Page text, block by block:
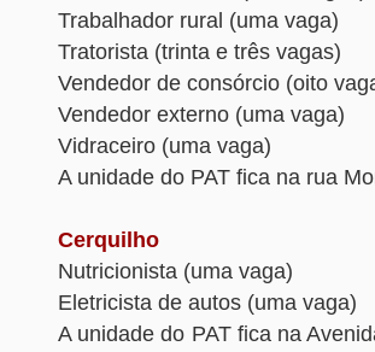
Trabalhador rural (uma vaga)
Tratorista (trinta e três vagas)
Vendedor de consórcio (oito
Vendedor externo (uma vaga)
Vidraceiro (uma vaga)
A unidade do PAT fica na rua
Cerquilho
Nutricionista (uma vaga)
Eletricista de autos (uma vaga)
A unidade do PAT fica na